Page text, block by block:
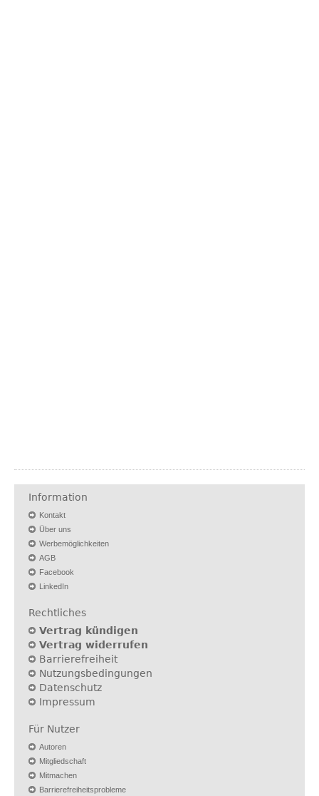
Information
Kontakt
Über uns
Werbemöglichkeiten
AGB
Facebook
LinkedIn
Rechtliches
Vertrag kündigen
Vertrag widerrufen
Barrierefreiheit
Nutzungsbedingungen
Datenschutz
Impressum
Für Nutzer
Autoren
Mitgliedschaft
Mitmachen
Barrierefreiheitsprobleme